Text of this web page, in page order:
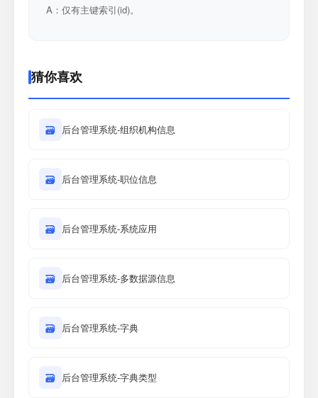
A：仅有主键索引(id)。
猜你喜欢
🗃 后台管理系统-组织机构信息
🗃 后台管理系统-职位信息
🗃 后台管理系统-系统应用
🗃 后台管理系统-多数据源信息
🗃 后台管理系统-字典
🗃 后台管理系统-字典类型